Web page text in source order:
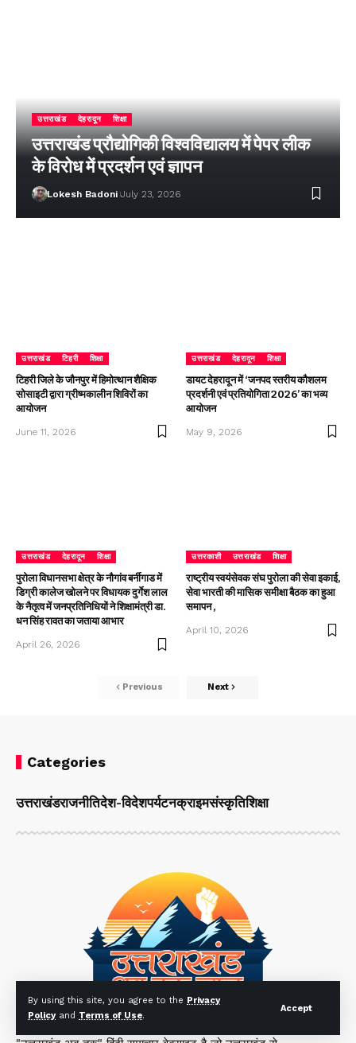
By using this site, you agree to the Privacy
Policyand Terms of Use.
Accept
उत्तराखंड देहरादून शिक्षा
उत्तराखंड प्रौद्योगिकी विश्वविद्यालय में पेपर लीक
के विरोध में प्रदर्शन एवं ज्ञापन
Lokesh Badoni July 23, 2026
उत्तराखंड टिहरी शिक्षा
टिहरी जिले के जौनपुर में हिमोत्थान शैक्षिक
सोसाइटी द्वारा ग्रीष्मकालीन शिविरों का
आयोजन
June 11, 2026
उत्तराखंड देहरादून शिक्षा
डायट देहरादून में ‘जनपद स्तरीय कौशलम
प्रदर्शनी एवं प्रतियोगिता 2026’ का भव्य
आयोजन
May 9, 2026
उत्तराखंड देहरादून शिक्षा
पुरोला विधानसभा क्षेत्र के नौगांव बर्नीगाड में
डिग्री कालेज खोलने पर विधायक दुर्गेश लाल
के नैतृत्व में जनप्रतिनिधियों ने शिक्षामंत्री डा.
धन सिंह रावत का जताया आभार
April 26, 2026
उत्तरकाशी उत्तराखंड शिक्षा
राष्ट्रीय स्वयंसेवक संघ पुरोला की सेवा इकाई,
सेवा भारती की मासिक समीक्षा बैठक का हुआ
समापन ,
April 10, 2026
Previous Next
Categories
उत्तराखंडराजनीतिदेश-विदेशपर्यटनक्राइमसंस्कृतिशिक्षा